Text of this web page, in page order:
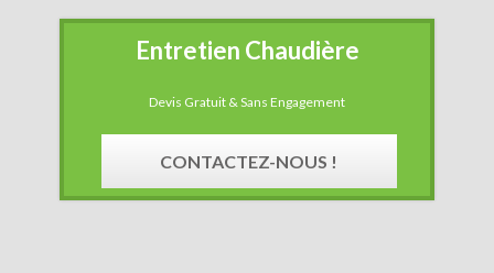
Entretien Chaudière
Devis Gratuit & Sans Engagement
CONTACTEZ-NOUS !